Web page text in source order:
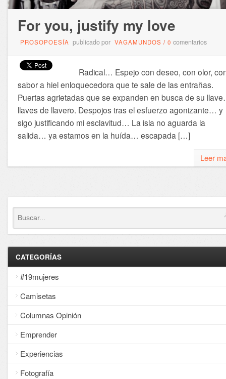
For you, justify my love
PROSOPOESÍA publicado por VAGAMUNDOS / 0 comentarios
Radical… Espejo con deseo, con olor,
sabor a hiel enloquecedora que te sale de las entrañas.
Puertas agrietadas que se expanden en busca de su
llaves de llavero. Despojos tras el esfuerzo agonizante… y
sigo justificando mi esclavitud… La isla no aguarda la
salida… ya estamos en la huída… escapada […]
Leer
CATEGORÍAS
#19mujeres
Camisetas
Columnas Opinión
Emprender
Experiencias
Fotografía